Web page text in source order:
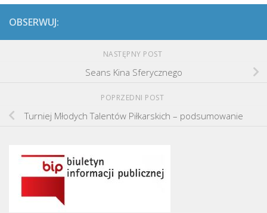
OBSERWUJ:
NASTĘPNY POST
Seans Kina Sferycznego
POPRZEDNI POST
Turniej Młodych Talentów Piłkarskich – podsumowanie